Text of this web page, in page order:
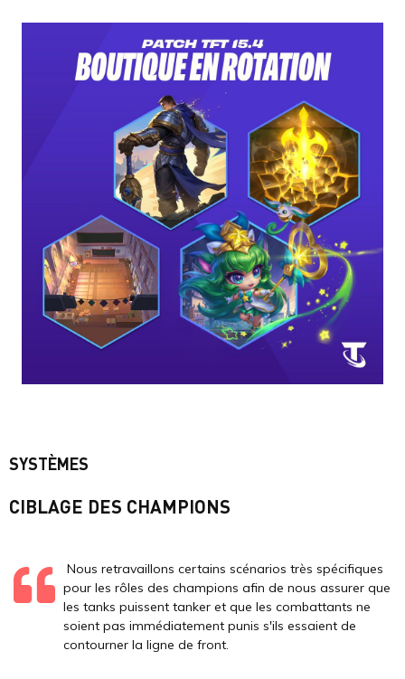
SYSTÈMES
CIBLAGE DES CHAMPIONS
Nous retravaillons certains scénarios très spécifiques
pour les rôles des champions afin de nous assurer que
les tanks puissent tanker et que les combattants ne
soient pas immédiatement punis s'ils essaient de
contourner la ligne de front.